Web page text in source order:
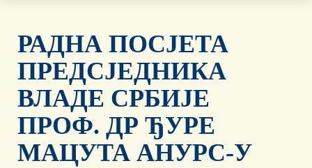
РАДНА ПОСЈЕТА
ПРЕДСЈЕДНИКА
ВЛАДЕ СРБИЈЕ
ПРОФ. ДР ЂУРЕ
МАЦУТА АНУРС-У